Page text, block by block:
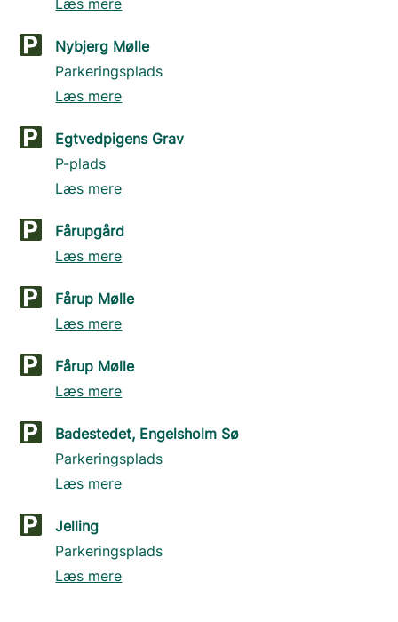
Læs mere
Nybjerg Mølle
Parkeringsplads
Læs mere
Egtvedpigens Grav
P-plads
Læs mere
Fårupgård
Læs mere
Fårup Mølle
Læs mere
Fårup Mølle
Læs mere
Badestedet, Engelsholm Sø
Parkeringsplads
Læs mere
Jelling
Parkeringsplads
Læs mere